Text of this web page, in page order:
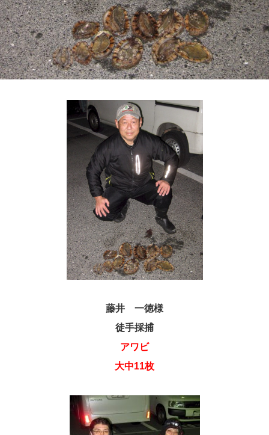
藤井 一徳様
徒手採捕
アワビ
大中11枚